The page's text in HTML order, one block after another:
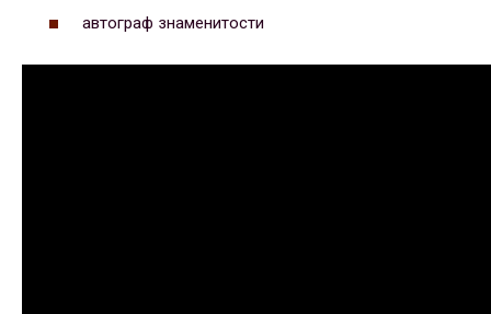
автограф знаменитости